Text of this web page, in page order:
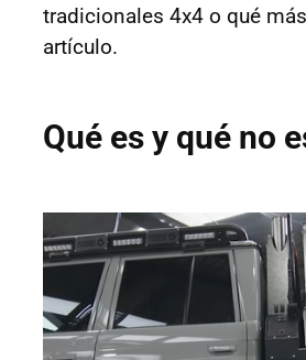
tradicionales 4x4 o qué
artículo.
Qué es y qué no